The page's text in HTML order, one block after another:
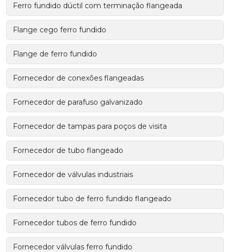
Ferro fundido dúctil com terminação flangeada
Flange cego ferro fundido
Flange de ferro fundido
Fornecedor de conexões flangeadas
Fornecedor de parafuso galvanizado
Fornecedor de tampas para poços de visita
Fornecedor de tubo flangeado
Fornecedor de válvulas industriais
Fornecedor tubo de ferro fundido flangeado
Fornecedor tubos de ferro fundido
Fornecedor válvulas ferro fundido